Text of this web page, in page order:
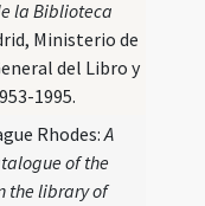
la Biblioteca
Ministerio de
del Libro y
1995.
Rhodes:A
of the
the library of